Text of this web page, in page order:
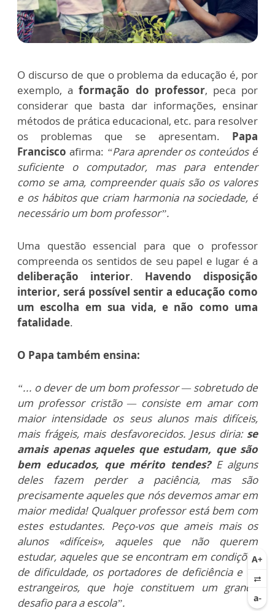
O discurso de que o problema da educação é, por
exemplo, aformação do professor, peca por
considerar que basta dar informações, ensinar
métodos de prática educacional, etc. para resolver
os problemas que se apresentam. Papa
Francisco afirma: “Para aprender os conteúdos é
suficiente o computador, mas para entender
como se ama, compreender quais são os valores
e os hábitos que criam harmonia na sociedade, é
necessário um bom professor”.
Uma questão essencial para que o professor
compreenda os sentidos de seu papel e lugar é a
deliberação interior. Havendo disposição
interior, será possível sentir a educação como
um escolha em sua vida, e não como uma
fatalidade.
O Papa também ensina:
“... o dever de um bom professor — sobretudo de
um professor cristão — consiste em amar com
maior intensidade os seus alunos mais difíceis,
mais frágeis, mais desfavorecidos. Jesus diria: se
amais apenas aqueles que estudam, que são
bem educados, que mérito tendes?E alguns
deles fazem perder a paciência, mas são
precisamente aqueles que nós devemos amar em
maior medida! Qualquer professor está bem com
estes estudantes. Peço-vos que ameis mais os
alunos «difíceis», aqueles que não querem
estudar, aqueles que se encontram em condições
de dificuldade, os portadores de deficiência e os
estrangeiros, que hoje constituem um grande
desafio para a escola”.